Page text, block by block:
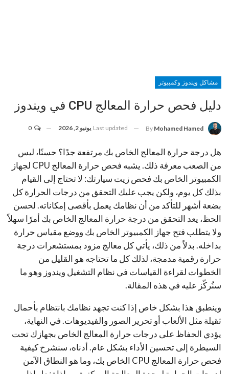
مشاكل ويندوز وكمبيوتر
دليل فحص حرارة المعالج CPU في ويندوز
By Mohamed Hamed
Last updated يونيو 2, 2026
هل درجة حرارة المعالج الخاص بك مرتفعة جدًا؟ حسنًا، ليس
من الصعب معرفة ذلك. يشبه فحص حرارة المعالج CPU لجهاز
الكمبيوتر الخاص بك فحص زيت سيارتك: لا تحتاج إلى القيام
بذلك كل يوم، ولكن يجب عليك التحقق من درجات الحرارة كل
بضعة أشهر للتأكد من أن نظامك يعمل بأقصى إمكاناته. لحسن
الحظ، يعد التحقق من درجة حرارة المعالج الخاص بك أمرًا سهلاً
ولا يتطلب فتح جهاز الكمبيوتر الخاص بك ووضع مقياس حرارة
بداخله. بدلاً من ذلك، يأتي كل معالج مزود بمستشعرات درجة
حرارة رقمية مدمجة، لذلك كل ما تحتاجه هو القليل من
الخطوات لقراءة القياسات في نظام التشغيل ويندوز وهو ما
سنُركّز عليه في هذه المقالة.
وينطبق هذا بشكل خاص إذا كنت تجهد نظامك بانتظام بأحمال
ثقيلة مثل الألعاب أو تحرير الصور والفيديوهات. في النهاية،
يؤدي الحفاظ على درجات حرارة المعالج الخاص بجهازك تحت
السيطرة إلى تحسين الأداء بشكل عام. أدناه، سنشرح كيفية
فحص حرارة المعالج CPU الخاص بك، وما هو النطاق الآمن